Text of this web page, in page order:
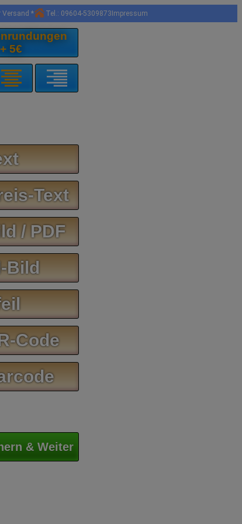
Versand * Tel.: 09604-5309873 Impressum
+ 5€
Text
/ PDF
Bild
Code
& Weiter